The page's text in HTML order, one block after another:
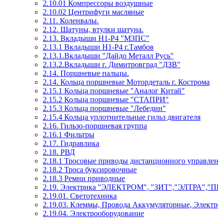
2.10.01 Компрессоры воздушные
2.10.02 Центрифуги масляные
2.11. Коленвалы.
2.12. Шатуны, втулки шатуна.
2.13. Вкладыши Н1-Р4 "МЗПС"
2.13.1 Вкладыши Н1-Р4 г.Тамбов
2.13.1.Вкладыши "Дайдо Металл Русь"
2.13.2.Вкладыши г. Димитровград "ДЗВ"
2.14. Поршневые пальцы.
2.14. Кольца поршневые Мотордеталь г. Кострома
2.15.1 Кольца поршневые "Аналог Китай"
2.15.2 Кольца поршневые "СТАПРИ"
2.15.3 Кольца поршневые "Лебедин"
2.15.4 Кольца уплотнительные гильз двигателя
2.16. Гильзо-поршневая группа
2.16.1 Фильтры
2.17. Гидравлика
2.18. РВД
2.18.1 Тросовые приводы дистанционного
2.18.2 Троса буксировочные
2.18.3 Ремни приводные
2.19. Электрика "ЭЛЕКТРОМ",
2.19.01. Светотехника
2.19.03. Клеммы, Провода Аккумуляторные,
2.19.04. Электрооборудование